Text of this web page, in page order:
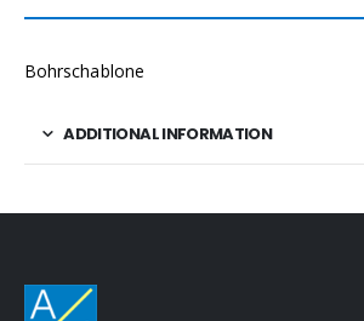
Bohrschablone
ADDITIONAL INFORMATION